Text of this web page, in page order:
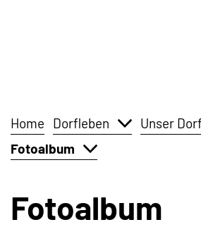
Home Dorfleben
Unser Dorf
Fotoalbum
Fotoalbum